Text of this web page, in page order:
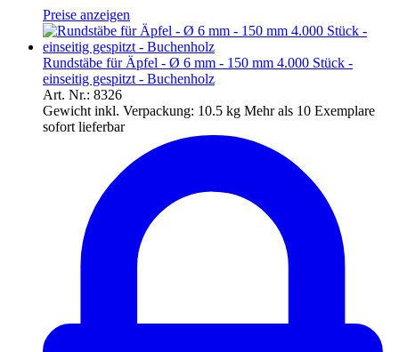
Preise anzeigen
Rundstäbe für Äpfel - Ø 6 mm - 150 mm 4.000 Stück -
einseitig gespitzt - Buchenholz
Art. Nr.: 8326
Gewicht inkl. Verpackung: 10.5 kg Mehr als 10 Exemplare
sofort lieferbar